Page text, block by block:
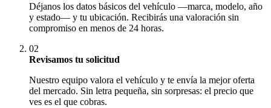
Déjanos los datos básicos del vehículo —marca, modelo, año
y estado— y tu ubicación. Recibirás una valoración sin
compromiso en menos de 24 horas.
02
Revisamos tu solicitud
Nuestro equipo valora el vehículo y te envía la mejor oferta
del mercado. Sin letra pequeña, sin sorpresas: el precio que
ves es el que cobras.